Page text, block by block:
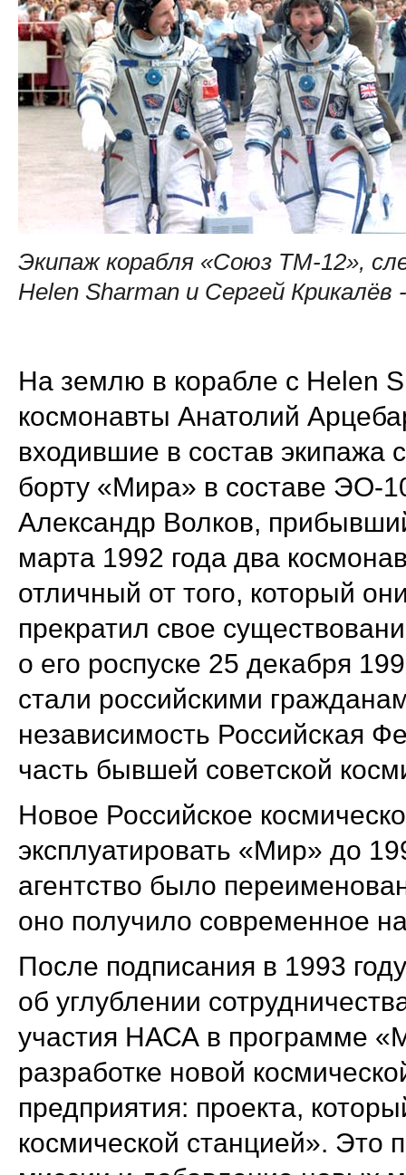
Экипаж корабля «Союз ТМ-12»,
Helen Sharman и Сергей
На землю в корабле с Helen
космонавты Анатолий
входившие в состав экипажа
борту «Мира» в составе ЭО-
Александр Волков,
марта 1992 года два
отличный от того, который
прекратил свое
о его роспуске 25 декабря
стали российскими
независимость Российская
часть бывшей советской
Новое Российское
эксплуатировать «Мир» до
агентство было
оно получило современное
После подписания в 1993
об углублении
участия НАСА в программе
разработке новой
предприятия: проекта,
космической станцией». Это